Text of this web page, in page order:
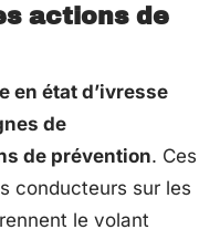
actions de
en état d’ivresse
de
de prévention. Ces
conducteurs sur les
le volant